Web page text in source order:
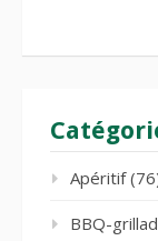
Apéritif
BBQ-